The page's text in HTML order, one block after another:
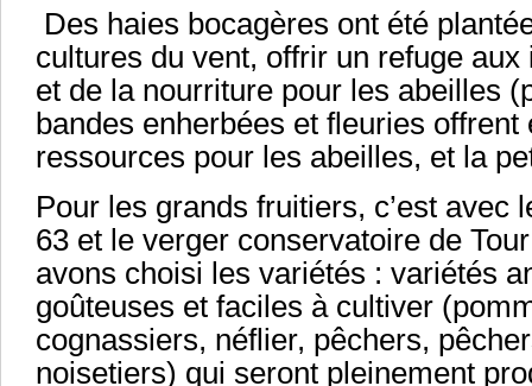
Des haies bocagères ont été
cultures du vent, offrir un refuge
et de la nourriture pour les abeilles
bandes enherbées et fleuries offrent
ressources pour les abeilles, et la
Pour les grands fruitiers, c’est avec
63 et le verger conservatoire de
avons choisi les variétés : variétés
goûteuses et faciles à cultiver
cognassiers, néflier, pêchers,
noisetiers) qui seront pleinement